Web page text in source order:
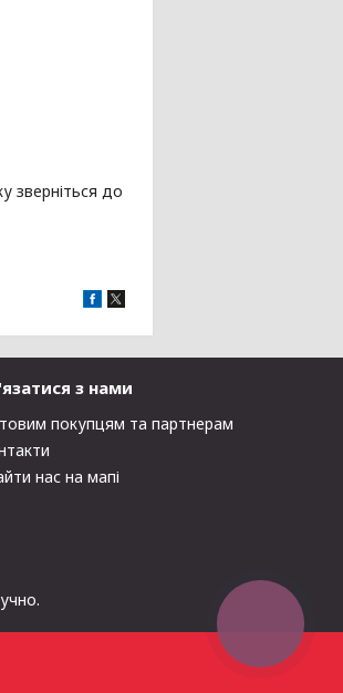
зверніться до
з нами
покупцям та партнерам
нас на мапі